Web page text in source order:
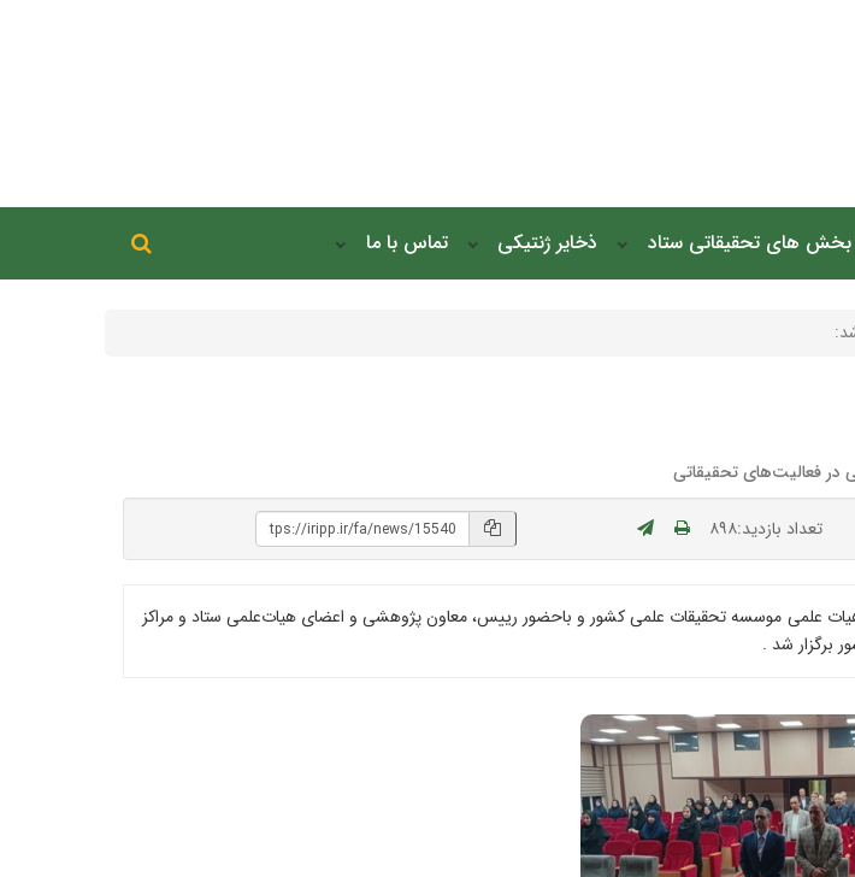
بخش های تحقیقاتی ستاد ذخایر ژنتیکی تماس با ما جستجو
در فعالیت‌های تحقیقاتی
تعداد بازدید:۸۹۸
هیات علمی موسسه تحقیقات علمی کشور و باحضور رییس، معاون پژوهشی و اعضای هیات‌علمی ستاد و مراکز
برگزار شد .